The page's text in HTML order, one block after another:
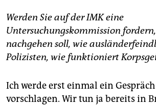
Werden Sie auf der IMK eine
Untersuchungskommission
nachgehen soll, wie
Polizisten, wie funktioniert
Ich werde erst einmal ein
vorschlagen. Wir tun ja bereits in